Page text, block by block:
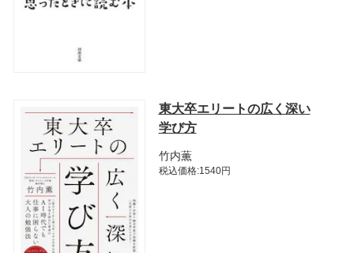
東大卒エリートの広く深い
学び方
竹内薫
税込価格:1540円